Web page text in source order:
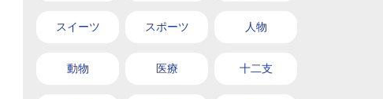
スイーツ スポーツ 人物
動物 医療 十二支